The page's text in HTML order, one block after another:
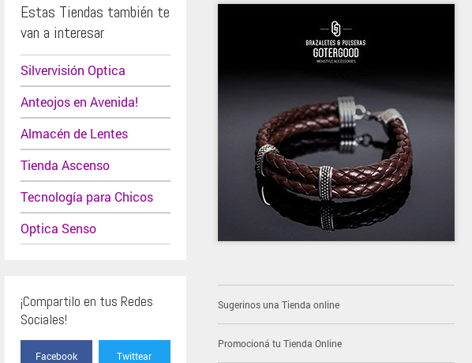
Estas Tiendas también te
van a interesar
Silvervisión Optica
Anteojos en Avenida!
Almacén de Lentes
Tienda Ascenso
Tecnología para Chicos
Optica Senso
¡Compartilo en tus Redes
Sociales!
Facebook Twittear
Sugerinos una Tienda online
Promocioná tu Tienda Online